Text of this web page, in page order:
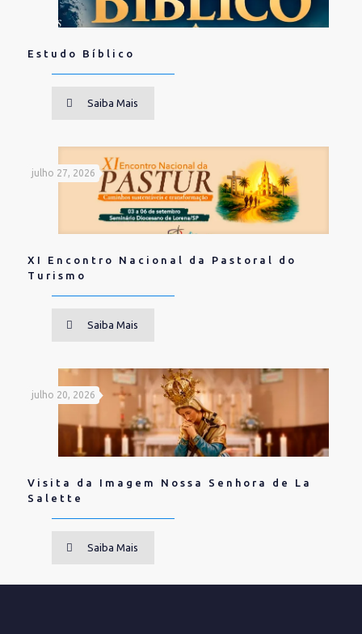
Estudo Bíblico
Saiba Mais
julho 27, 2026
XI Encontro Nacional da Pastoral do
Turismo
Saiba Mais
julho 20, 2026
Visita da Imagem Nossa Senhora de La
Salette
Saiba Mais